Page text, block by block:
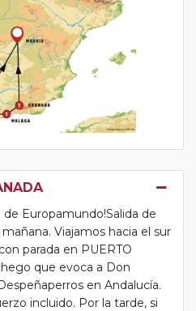
de Europamundo!Salida de
Viajamos hacia el sur
parada en PUERTO
que evoca a Don
en Andalucía.
incluido. Por la tarde, si